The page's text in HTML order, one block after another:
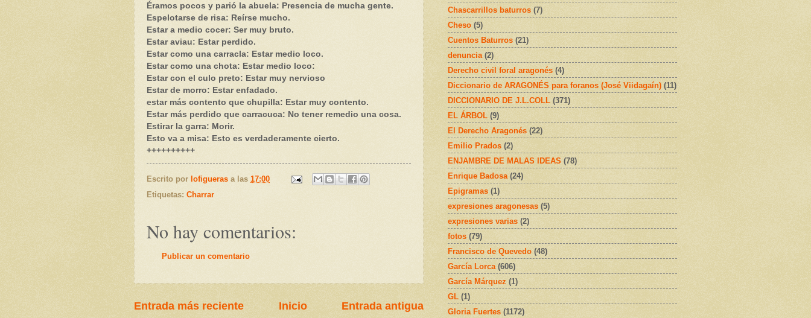
Éramos pocos y parió la abuela: Presencia de mucha gente.
Espelotarse de risa: Reírse mucho.
Estar a medio cocer: Ser muy bruto.
Estar aviau: Estar perdido.
Estar como una carracla: Estar medio loco.
Estar como una chota: Estar medio loco:
Estar con el culo preto: Estar muy nervioso
Estar de morro: Estar enfadado.
estar más contento que chupilla: Estar muy contento.
Estar más perdido que carracuca: No tener remedio una cosa.
Estirar la garra: Morir.
Esto va a misa: Esto es verdaderamente cierto.
++++++++++
Escrito por lofigueras a las 17:00
Etiquetas: Charrar
No hay comentarios:
Publicar un comentario
Entrada más reciente Entrada antigua
Inicio
Chascarrillos baturros (7)
Cheso (5)
Cuentos Baturros (21)
denuncia (2)
Derecho civil foral aragonés (4)
Diccionario de ARAGONÉS para foranos (José Viidagaín) (11)
DICCIONARIO DE J.L.COLL (371)
EL ÁRBOL (9)
El Derecho Aragonés (22)
Emilio Prados (2)
ENJAMBRE DE MALAS IDEAS (78)
Enrique Badosa (24)
Epigramas (1)
expresiones aragonesas (5)
expresiones varias (2)
fotos (79)
Francisco de Quevedo (48)
García Lorca (606)
García Márquez (1)
GL (1)
Gloria Fuertes (1172)